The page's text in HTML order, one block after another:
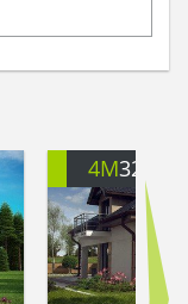
4M326